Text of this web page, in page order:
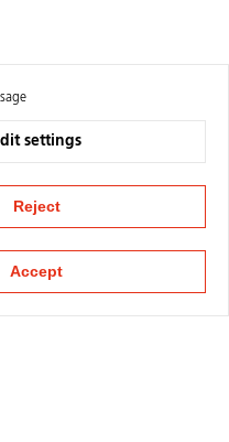
settings
Reject
Accept